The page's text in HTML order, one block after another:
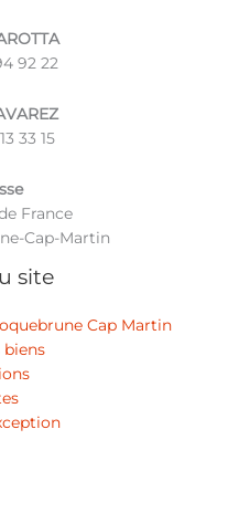
92 22
33 15
France
Cap-Martin
site
Cap Martin
biens